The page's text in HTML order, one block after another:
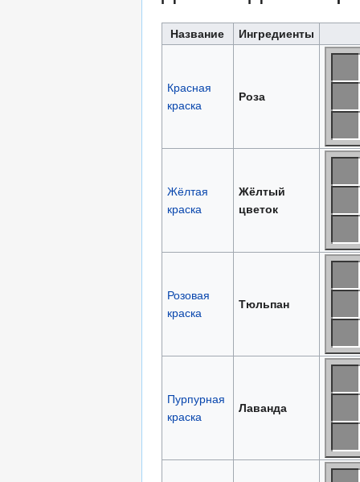
Название Ингредиенты
Красная
краска
Роза
Жёлтая
краска
Жёлтый
цветок
Розовая
краска
Тюльпан
Пурпурная
краска
Лаванда